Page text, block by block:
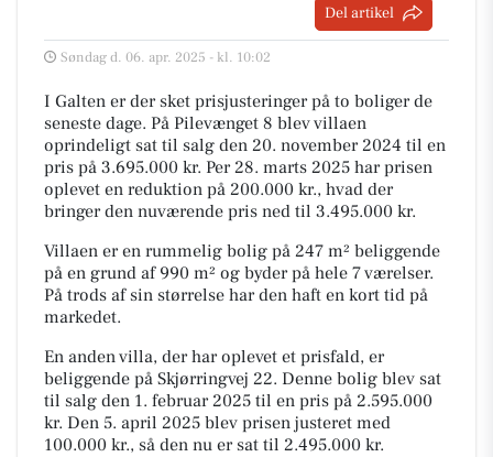
Del artikel
Søndag d. 06. apr. 2025 - kl. 10:02
I Galten er der sket prisjusteringer på to boliger de
seneste dage. På Pilevænget 8 blev villaen
oprindeligt sat til salg den 20. november 2024 til en
pris på 3.695.000 kr. Per 28. marts 2025 har prisen
oplevet en reduktion på 200.000 kr., hvad der
bringer den nuværende pris ned til 3.495.000 kr.
Villaen er en rummelig bolig på 247 m² beliggende
på en grund af 990 m² og byder på hele 7 værelser.
På trods af sin størrelse har den haft en kort tid på
markedet.
En anden villa, der har oplevet et prisfald, er
beliggende på Skjørringvej 22. Denne bolig blev sat
til salg den 1. februar 2025 til en pris på 2.595.000
kr. Den 5. april 2025 blev prisen justeret med
100.000 kr., så den nu er sat til 2.495.000 kr.